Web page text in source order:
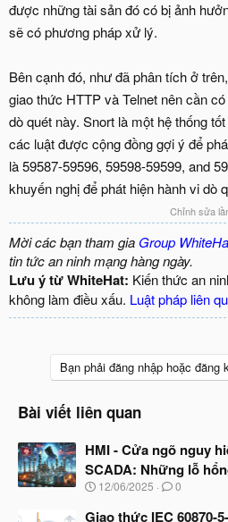
được những tài sản đó có bị ảnh
sẽ có phương pháp xử lý.
Bên cạnh đó, như đã phân tích ở
giao thức HTTP và Telnet nên cần
dò quét này. Snort là một hệ thống
các luật được cộng đồng gợi ý để
là 59587-59596, 59598-59599, and
khuyến nghị để phát hiện hành vi dò
Chỉnh sửa
Mời các bạn tham gia Group
tin tức an ninh mạng hàng ngày.
Lưu ý từ WhiteHat: Kiến thức an
không làm điều xấu. Luật pháp liên
Bạn phải đăng nhập hoặc đăng
Bài viết liên quan
HMI - Cửa ngõ nguy
SCADA: Những lỗ
N
à
12/06/2025 0
Giao thức IEC 60870-